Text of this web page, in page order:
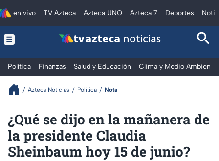
en vivo TV Azteca Azteca UNO Azteca 7 Deportes
tv azteca noticias
Política Finanzas Salud y Educación Clima y Medio Ambiente
Azteca Noticias Política Nota
¿Qué se dijo en la mañanera de
la presidente Claudia
Sheinbaum hoy 15 de junio?